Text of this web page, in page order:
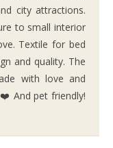
city attractions.
to small interior
Textile for bed
and quality. The
with love and
And pet friendly!